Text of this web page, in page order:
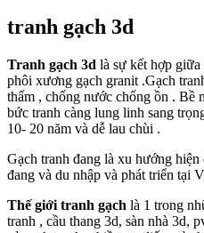
tranh gạch 3d
Tranh gạch 3d là sự kết hợp
phôi xương gạch granit .Gạch
thấm , chống nước chống ồn . Bề
bức tranh càng lung linh sang
10- 20 năm và dễ lau chùi .
Gạch tranh đang là xu hướng hiện
đang và du nhập và phát triển tại
Thế giới tranh gạch là 1 trong
tranh , cầu thang 3d, sàn nhà 3d,